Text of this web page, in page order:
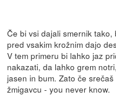
Če bi vsi dajali smernik
pred vsakim krožnim dajo
V tem primeru bi lahko jaz
nakazati, da lahko grem
jasen in bum. Zato če
žmigavcu - you never know.